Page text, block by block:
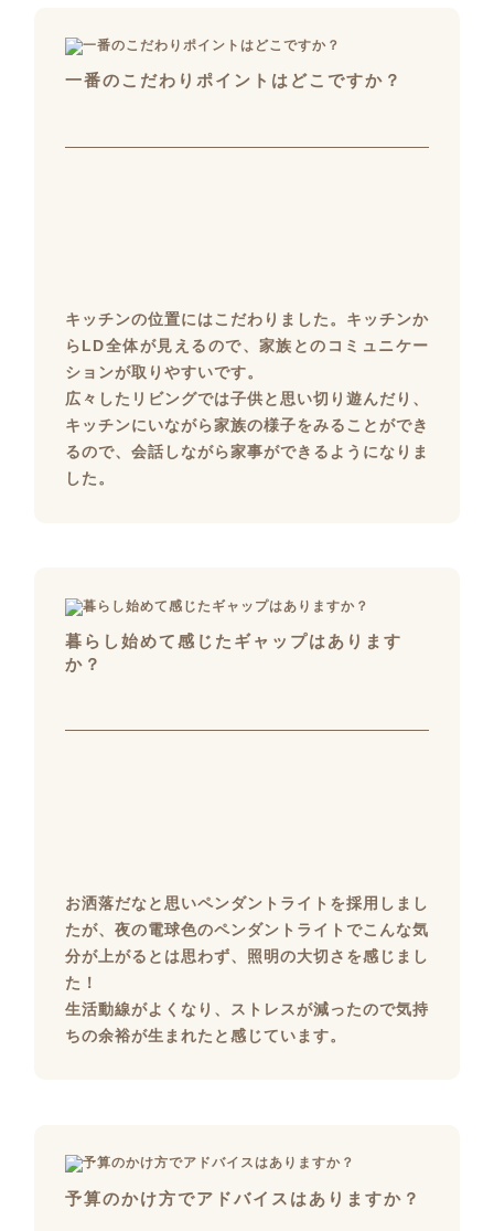
一番のこだわりポイントはどこですか？
キッチンの位置にはこだわりました。キッチンか
らLD全体が見えるので、家族とのコミュニケー
ションが取りやすいです。
広々したリビングでは子供と思い切り遊んだり、
キッチンにいながら家族の様子をみることができ
るので、会話しながら家事ができるようになりま
した。
暮らし始めて感じたギャップはあります
か？
お洒落だなと思いペンダントライトを採用しまし
たが、夜の電球色のペンダントライトでこんな気
分が上がるとは思わず、照明の大切さを感じまし
た！
生活動線がよくなり、ストレスが減ったので気持
ちの余裕が生まれたと感じています。
予算のかけ方でアドバイスはありますか？